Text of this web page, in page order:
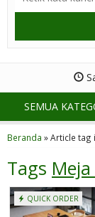
SEMUA
Beranda »Article tag
Tags
QUICK ORDER